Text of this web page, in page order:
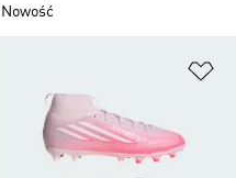
Nowość